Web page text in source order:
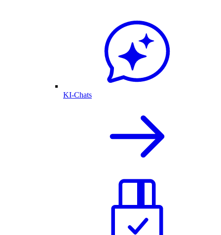
KI-Chats